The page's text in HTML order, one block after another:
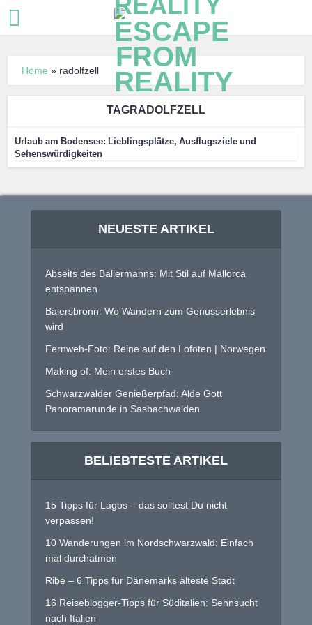
Home » radolfzell
TAGRADOLFZELL
Urlaub am Bodensee: Lieblingsplätze, Ausflugsziele und
Sehenswürdigkeiten
NEUESTE ARTIKEL
Abseits des Ballermanns: Mit Stil auf Mallorca
entspannen
Baiersbronn: Wo Wandern zum Genusserlebnis
wird
Fernweh-Foto: Reine auf den Lofoten | Norwegen
Making of: Mein erstes Buch
Schwarzwälder Genießerpfad: Alde Gott
Panoramarunde in Sasbachwalden
BELIEBTESTE ARTIKEL
15 Tipps für Lagos – das solltest Du nicht
verpassen!
10 Wanderungen im Nordschwarzwald: Einfach
mal durchatmen
Ribe – 6 Tipps für Dänemarks älteste Stadt
16 Reiseblogger-Tipps für Süditalien: Sehnsucht
nach Italien